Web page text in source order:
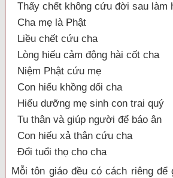
Thấy chết không cứu đời sau làm
Cha mẹ là Phật
Liều chết cứu cha
Lòng hiếu cảm động hài cốt cha
Niệm Phật cứu mẹ
Con hiếu khồng dối cha
Hiếu dưỡng mẹ sinh con trai quý
Tu thân và giúp người để báo ân
Con hiếu xả thân cứu cha
Đổi tuổi thọ cho cha
Mỗi tôn giáo đều có cách riêng để